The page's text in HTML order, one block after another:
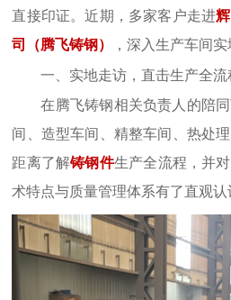
直接印证。近期，多家客户走进
司（腾飞铸钢）
，深入生产车间
一、实地走访，直击生产全流
在腾飞铸钢相关负责人的陪
间、造型车间、精整车间、热处
距离了解铸钢件生产全流程，并
术特点与质量管理体系有了直观认